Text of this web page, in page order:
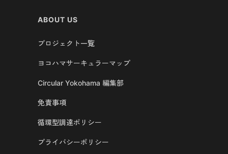
ABOUT US
プロジェクト一覧
ヨコハマサーキュラーマップ
Circular Yokohama 編集部
免責事項
循環型調達ポリシー
プライバシーポリシー